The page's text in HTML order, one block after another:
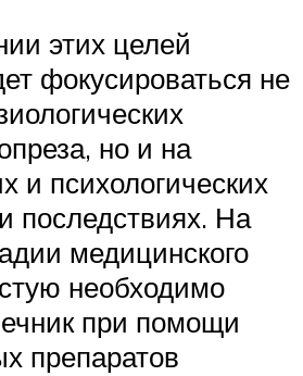
этих целей
фокусироваться не
но и на
и психологических
последствиях. На
медицинского
необходимо
при помощи
препаратов